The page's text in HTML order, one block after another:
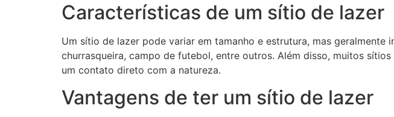
Características de um sítio de lazer
Um sítio de lazer pode variar em tamanho e estrutura, mas
churrasqueira, campo de futebol, entre outros. Além disso, muitos
um contato direto com a natureza.
Vantagens de ter um sítio de lazer